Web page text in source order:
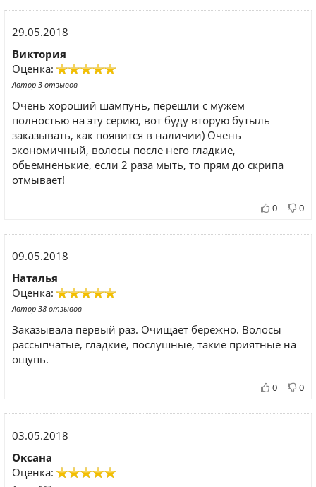
29.05.2018
Виктория
Оценка:
Автор 3 отзывов
Очень хороший шампунь, перешли с мужем
полностью на эту серию, вот буду вторую бутыль
заказывать, как появится в наличии) Очень
экономичный, волосы после него гладкие,
обьемненькие, если 2 раза мыть, то прям до скрипа
отмывает!
0 0
09.05.2018
Наталья
Оценка:
Автор 38 отзывов
Заказывала первый раз. Очищает бережно. Волосы
рассыпчатые, гладкие, послушные, такие приятные на
ощупь.
0 0
03.05.2018
Оксана
Оценка: